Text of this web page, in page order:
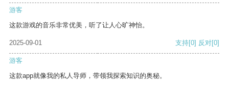
游客
这款游戏的音乐非常优美，听了让人心旷神怡。
2025-09-01 支持[0] 反对[0]
游客
这款app就像我的私人导师，带领我探索知识的奥秘。